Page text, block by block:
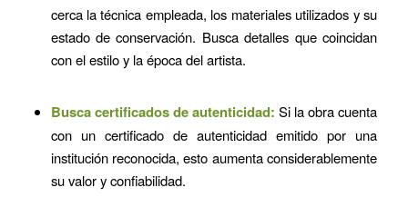
cerca la técnica empleada, los materiales utilizados y su
estado de conservación. Busca detalles que coincidan
con el estilo y la época del artista.
Busca certificados de autenticidad: Si la obra cuenta
con un certificado de autenticidad emitido por una
institución reconocida, esto aumenta considerablemente
su valor y confiabilidad.